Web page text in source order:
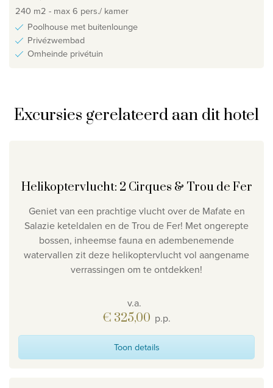
240 m2 - max 6 pers./ kamer
Poolhouse met buitenlounge
Privézwembad
Omheinde privétuin
Excursies gerelateerd aan dit hotel
Helikoptervlucht: 2 Cirques & Trou de Fer
Geniet van een prachtige vlucht over de Mafate en
Salazie keteldalen en de Trou de Fer! Met ongerepte
bossen, inheemse fauna en adembenemende
watervallen zit deze helikoptervlucht vol aangename
verrassingen om te ontdekken!
v.a.
€ 325,00 p.p.
Toon details